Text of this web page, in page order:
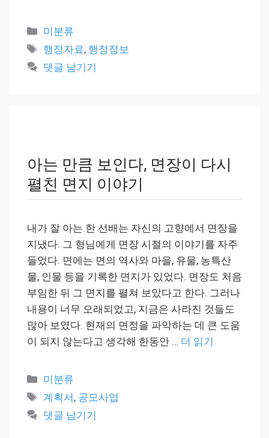
카
테
고
리
미분류
태
그
행정자료, 행정정보
댓글 남기기
아는 만큼 보인다, 면장이 다시
펼친 면지 이야기
내가 잘 아는 한 선배는 자신의 고향에서 면장을
지냈다. 그 형님에게 면장 시절의 이야기를 자주
들었다. 면에는 면의 역사와 마을, 유물, 농특산
물, 인물 등을 기록한 면지가 있었다. 면장도 처음
부임한 뒤 그 면지를 펼쳐 보았다고 한다. 그러나
내용이 너무 오래되었고, 지금은 사라진 것들도
많아 보였다. 현재의 면정을 파악하는 데 큰 도움
이 되지 않는다고 생각해 한동안 … 더 읽기
카
테
고
리
미분류
태
그
계획서, 공모사업
댓글 남기기